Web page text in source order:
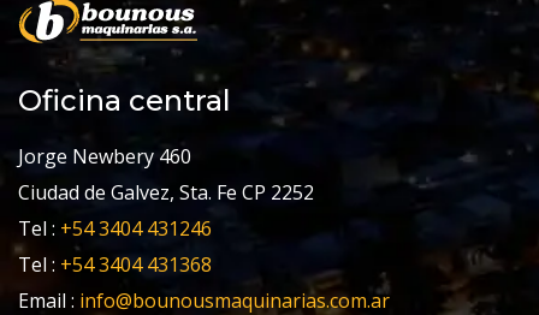
Oficina central
Jorge Newbery 460
Ciudad de Galvez, Sta. Fe CP 2252
Tel : +54 3404 431246
Tel : +54 3404 431368
Email : info@bounousmaquinarias.com.ar